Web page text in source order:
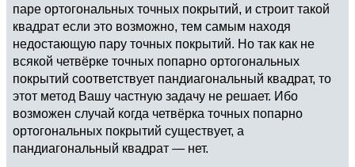
паре ортогональных точных покрытий, и строит такой
квадрат если это возможно, тем самым находя
недостающую пару точных покрытий. Но так как не
всякой четвёрке точных попарно ортогональных
покрытий соответствует пандиагональный квадрат, то
этот метод Вашу частную задачу не решает. Ибо
возможен случай когда четвёрка точных попарно
ортогональных покрытий существует, а
пандиагональный квадрат — нет.